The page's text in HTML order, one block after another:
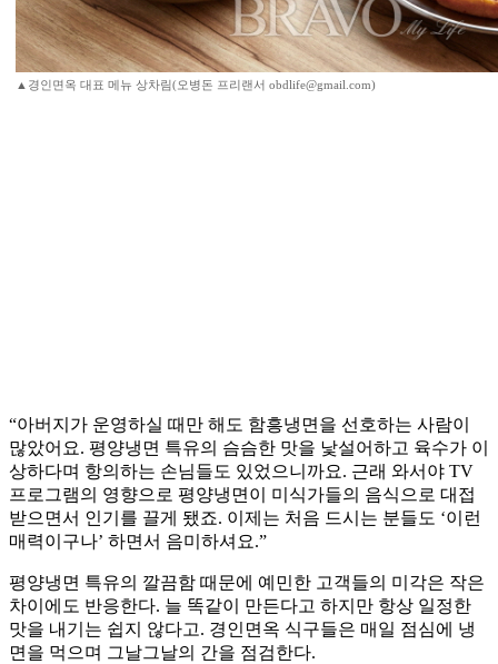
▲경인면옥 대표 메뉴 상차림(오병돈 프리랜서 obdlife@gmail.com)
“아버지가 운영하실 때만 해도 함흥냉면을 선호하는 사람이
많았어요. 평양냉면 특유의 슴슴한 맛을 낯설어하고 육수가 이
상하다며 항의하는 손님들도 있었으니까요. 근래 와서야 TV
프로그램의 영향으로 평양냉면이 미식가들의 음식으로 대접
받으면서 인기를 끌게 됐죠. 이제는 처음 드시는 분들도 ‘이런
매력이구나’ 하면서 음미하셔요.”
평양냉면 특유의 깔끔함 때문에 예민한 고객들의 미각은 작은
차이에도 반응한다. 늘 똑같이 만든다고 하지만 항상 일정한
맛을 내기는 쉽지 않다고. 경인면옥 식구들은 매일 점심에 냉
면을 먹으며 그날그날의 간을 점검한다.